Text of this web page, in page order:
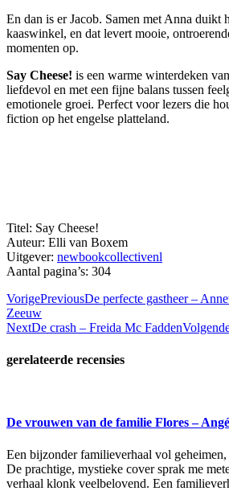
En dan is er Jacob. Samen met Anna duikt
kaaswinkel, en dat levert mooie,
momenten op.
Say Cheese! is een warme winterdeken
liefdevol en met een fijne balans tussen
emotionele groei. Perfect voor lezers die
fiction op het engelse platteland.
Titel: Say Cheese!
Auteur: Elli van Boxem
Uitgever: newbookcollectivenl
Aantal pagina’s: 304
VorigePreviousDe perfecte gastheer –
Zeeuw
NextDe crash – Freida Mc Fadden
gerelateerde recensies
De vrouwen van de familie Flores –
Een bijzonder familieverhaal vol
De prachtige, mystieke cover sprak me
verhaal klonk veelbelovend. Een